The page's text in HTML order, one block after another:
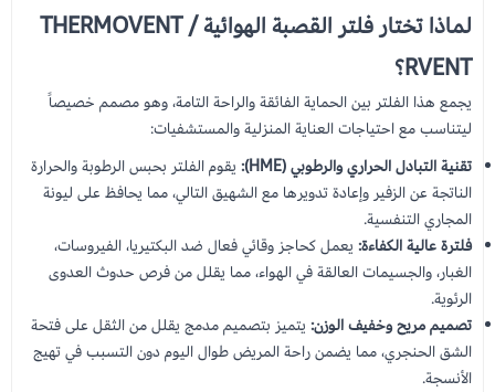
لماذا تختار فلتر القصبة الهوائية THERMOVENT /
RVENT؟
يجمع هذا الفلتر بين الحماية الفائقة والراحة التامة، وهو مصمم خصيصاً
ليتناسب مع احتياجات العناية المنزلية والمستشفيات:
تقنية التبادل الحراري والرطوبي (HME):
يقوم الفلتر بحبس الرطوبة والحرارة
الناتجة عن الزفير وإعادة تدويرها مع الشهيق التالي، مما يحافظ على ليونة
المجاري التنفسية.
فلترة عالية الكفاءة:يعمل كحاجز وقائي فعال ضد البكتيريا، الفيروسات،
الغبار، والجسيمات العالقة في الهواء، مما يقلل من فرص حدوث العدوى
الرئوية.
تصميم مريح وخفيف الوزن:يتميز بتصميم مدمج يقلل من الثقل على فتحة
الشق الحنجري، مما يضمن راحة المريض طوال اليوم دون التسبب في تهيج
الأنسجة.